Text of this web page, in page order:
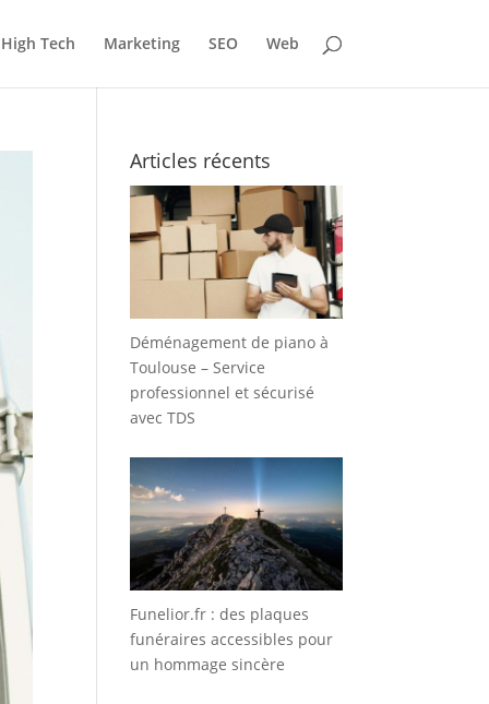
High Tech Marketing SEO Web
Articles récents
Déménagement de piano à
Toulouse – Service
professionnel et sécurisé
avec TDS
Funelior.fr : des plaques
funéraires accessibles pour
un hommage sincère